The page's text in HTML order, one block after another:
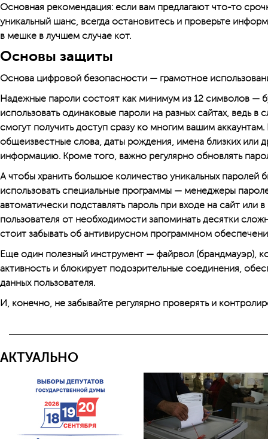
Основная рекомендация: если вам предлагают что-то
уникальный шанс, всегда остановитесь и проверьте
в мешке в лучшем случае кот.
Основы защиты
Основа цифровой безопасности — грамотное
Надежные пароли состоят как минимум из 12 символов —
использовать одинаковые пароли на разных сайтах, ведь в
смогут получить доступ сразу ко многим вашим
общеизвестные слова, даты рождения, имена близких или
информацию. Кроме того, важно регулярно обновлять
А чтобы хранить большое количество уникальных паролей
использовать специальные программы — менеджеры
автоматически подставлять пароль при входе на сайт или
пользователя от необходимости запоминать десятки
стоит забывать об антивирусном программном
Еще один полезный инструмент — файрвол (брандмауэр),
активность и блокирует подозрительные соединения,
данных пользователя.
И, конечно, не забывайте регулярно проверять и
АКТУАЛЬНО